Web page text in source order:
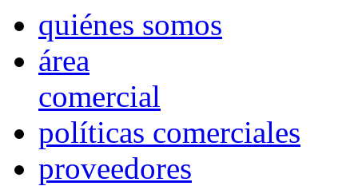
quiénes somos
área
comercial
políticas comerciales
proveedores